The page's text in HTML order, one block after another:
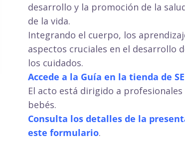
desarrollo y la promoción de la
de la vida.
Integrando el cuerpo, los
aspectos cruciales en el desarrollo
los cuidados.
Accede a la Guía en la tienda de
El acto está dirigido a
bebés.
Consulta los detalles de la
este formulario.